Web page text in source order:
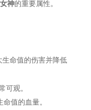
神的重要属性。
命值的伤害并降低
观。
值的血量。